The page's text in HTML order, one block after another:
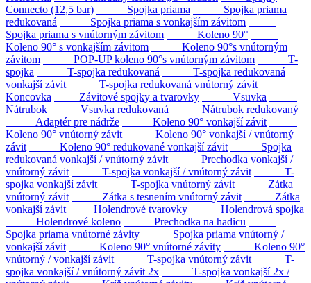
Connecto (12,5 bar)
Spojka priama
Spojka priama
redukovaná
Spojka priama s vonkajším závitom
Spojka priama s vnútorným závitom
Koleno 90°
Koleno 90° s vonkajším závitom
Koleno 90°s vnútorným
závitom
POP-UP koleno 90°s vnútorným závitom
T-
spojka
T-spojka redukovaná
T-spojka redukovaná
vonkajší závit
T-spojka redukovaná vnútorný závit
Koncovka
Závitové spojky a tvarovky
Vsuvka
Nátrubok
Vsuvka redukovaná
Nátrubok redukovaný
Adaptér pre nádrže
Koleno 90° vonkajší závit
Koleno 90° vnútorný závit
Koleno 90° vonkajší / vnútorný
závit
Koleno 90° redukované vonkajší závit
Spojka
redukovaná vonkajší / vnútorný závit
Prechodka vonkajší /
vnútorný závit
T-spojka vonkajší / vnútorný závit
T-
spojka vonkajší závit
T-spojka vnútorný závit
Zátka
vnútorný závit
Zátka s tesnením vnútorný závit
Zátka
vonkajší závit
Holendrové tvarovky
Holendrová spojka
Holendrové koleno
Prechodka na hadicu
Spojka priama vnútorné závity
Spojka priama vnútorný /
vonkajší závit
Koleno 90° vnútorné závity
Koleno 90°
vnútorný / vonkajší závit
T-spojka vnútorný závit
T-
spojka vonkajší / vnútorný závit 2x
T-spojka vonkajší 2x /